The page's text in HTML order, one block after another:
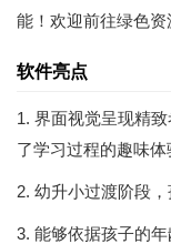
能！欢迎前往绿色资
软件亮点
1. 界面视觉呈现精
了学习过程的趣味体
2. 幼升小过渡阶段
3. 能够依据孩子的